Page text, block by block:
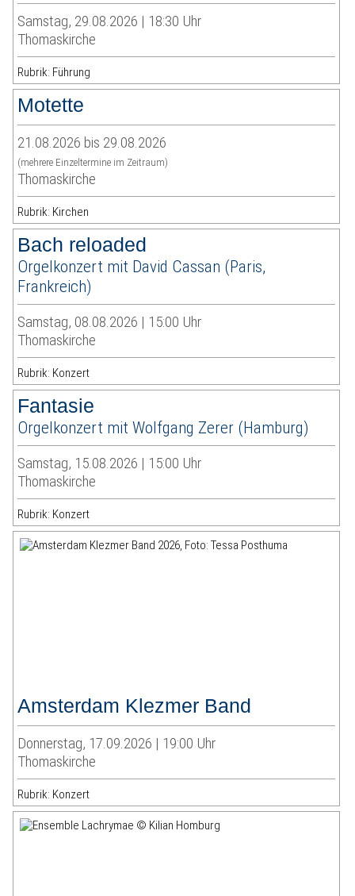
Samstag, 29.08.2026 | 18:30 Uhr
Thomaskirche
Rubrik: Führung
Motette
21.08.2026 bis 29.08.2026
(mehrere Einzeltermine im Zeitraum)
Thomaskirche
Rubrik: Kirchen
Bach reloaded
Orgelkonzert mit David Cassan (Paris,
Frankreich)
Samstag, 08.08.2026 | 15:00 Uhr
Thomaskirche
Rubrik: Konzert
Fantasie
Orgelkonzert mit Wolfgang Zerer (Hamburg)
Samstag, 15.08.2026 | 15:00 Uhr
Thomaskirche
Rubrik: Konzert
Amsterdam Klezmer Band
Donnerstag, 17.09.2026 | 19:00 Uhr
Thomaskirche
Rubrik: Konzert